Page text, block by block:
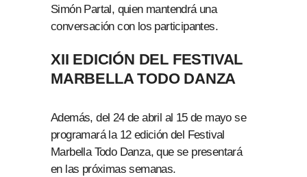
Simón Partal, quien mantendrá una
conversación con los participantes.
XII EDICIÓN DEL FESTIVAL
MARBELLA TODO DANZA
Además, del 24 de abril al 15 de mayo se
programará la 12 edición del Festival
Marbella Todo Danza, que se presentará
en las próximas semanas.